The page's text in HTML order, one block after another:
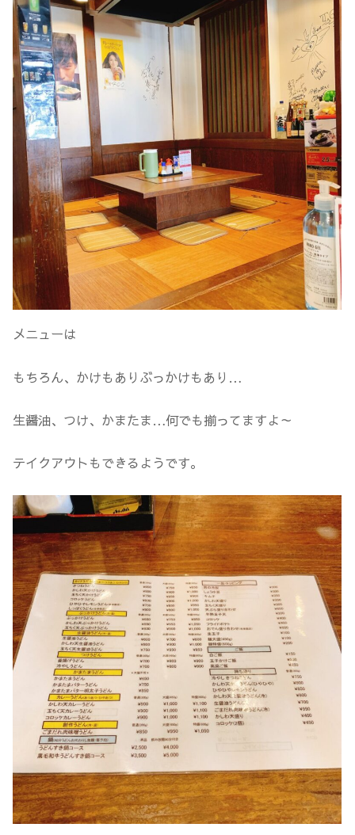
メニューは
もちろん、かけもありぶっかけもあり…
生醤油、つけ、かまたま…何でも揃ってますよ～
テイクアウトもできるようです。